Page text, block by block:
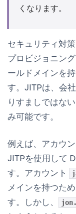
くなります。
セキュリティ対
プロビジョニン
ールドメインを
す。JITPは、会
りすましではな
み可能です。
例えば、アカウン
JITPを使用して
す。アカウント
メインを持つた
す。しかし、